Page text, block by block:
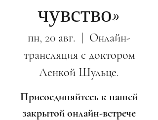
чувство»
пн, 20 авг.
Онлайн-
трансляция с доктором
Ленкой Шульце.
Присоединяйтесь к нашей
закрытой онлайн-встрече